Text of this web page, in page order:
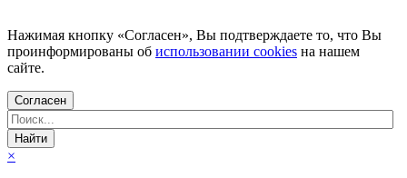
Нажимая кнопку «Согласен», Вы подтверждаете то, что Вы
проинформированы об использовании cookies на нашем
сайте.
Согласен
×